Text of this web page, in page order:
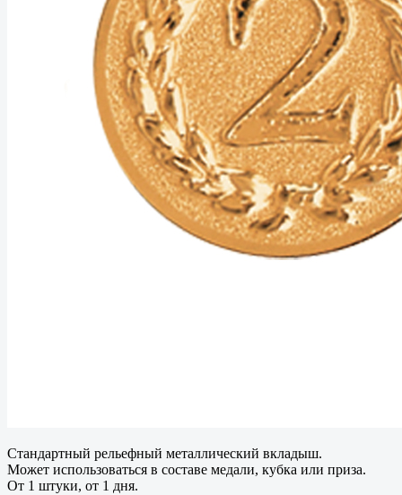
Стандартный рельефный металлический вкладыш.
Может использоваться в составе медали, кубка или приза.
От 1 штуки, от 1 дня.